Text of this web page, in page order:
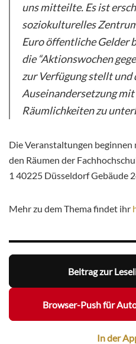
uns mitteilte. Es ist
soziokulturelles
Euro öffentliche Gelder
die “Aktionswochen
zur Verfügung stellt und
Auseinandersetzung
Räumlichkeiten zu
Die Ver­an­stal­tun­gen
den Räu­men der
1 40225 Düs­sel­dorf Ge­bäu­de
Mehr zu dem Thema findet ihr
Beitrag zur
Browser-Push für
In der